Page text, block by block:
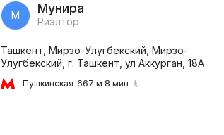
М Мунира
Риэлтор
Ташкент, Мирзо-Улугбекский, Мирзо-
Улугбекский, г. Ташкент, ул Аккурган, 18A
Пушкинская 667 м 8 мин